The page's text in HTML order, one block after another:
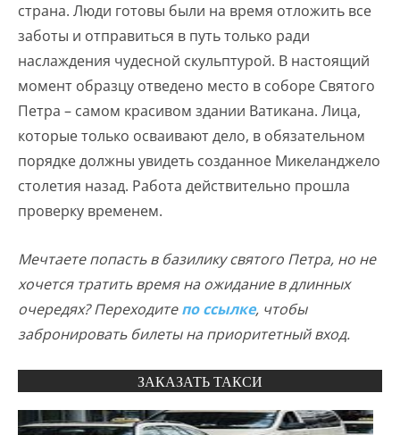
страна. Люди готовы были на время отложить все
заботы и отправиться в путь только ради
наслаждения чудесной скульптурой. В настоящий
момент образцу отведено место в соборе Святого
Петра – самом красивом здании Ватикана. Лица,
которые только осваивают дело, в обязательном
порядке должны увидеть созданное Микеланджело
столетия назад. Работа действительно прошла
проверку временем.
Мечтаете попасть в базилику святого Петра, но не
хочется тратить время на ожидание в длинных
очередях? Переходитепо ссылке, чтобы
забронировать билеты на приоритетный вход.
ЗАКАЗАТЬ ТАКСИ